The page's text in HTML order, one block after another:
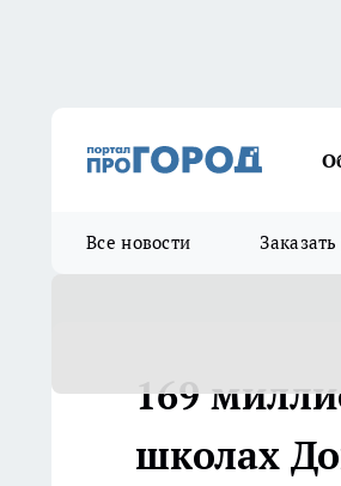
Все новости
169
школах